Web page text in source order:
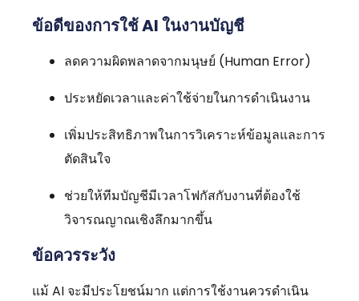
ข้อดีของการใช้ AI ในงานบัญชี
ลดความผิดพลาดจากมนุษย์ (Human Error)
ประหยัดเวลาและค่าใช้จ่ายในการดำเนินงาน
เพิ่มประสิทธิภาพในการวิเคราะห์ข้อมูลและการ
ตัดสินใจ
ช่วยให้ทีมบัญชีมีเวลาโฟกัสกับงานที่ต้องใช้
วิจารณญาณเชิงลึกมากขึ้น
ข้อควรระวัง
แม้ AI จะมีประโยชน์มาก แต่การใช้งานควรดำเนิน